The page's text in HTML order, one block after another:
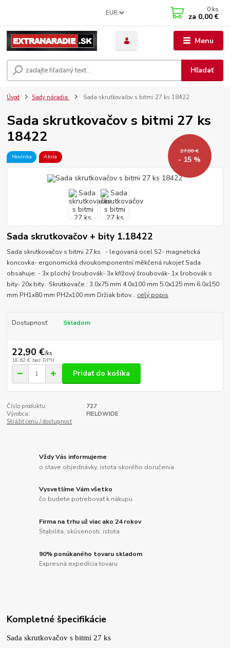
Menu
EUR
Hľadať
0 ks
za 0,00 €
Úvod Sady náradia Sada skrutkovačov s bitmi 27 ks 18422
Sada skrutkovačov s bitmi 27 ks
18422
Novinka Akcia
27,00 €
- 15 %
Sada skrutkovačov + bity 1.18422
Sada skrutkovačov s bitmi 27 ks - legovaná ocel S2- magnetická
koncovka- ergonomická dvoukomponentní měkčená rukojeť Sada
obsahuje: - 3x plochý šroubovák- 3x křížový šroubovák- 1x šrobovák s
bity- 20x bity Skrutkovače : 3.0x75 mm 4.0x100 mm 5.0x125 mm 6.0x150
mm PH1x80 mm PH2x100 mm Držiak bitov... celý popis
Dostupnosť Skladom
22,90 €/ks
18,62 € bez DPH
Pridať do košíka
Číslo produktu:
727
Výrobca:
FIELDWIDE
Strážiť cenu / dostupnosť
Vždy Vás informujeme
o stave objednávky, istota skorého doručenia
Vysvetlíme Vám všetko
čo budete potrebovať k nákupu
Firma na trhu už viac ako 24 rokov
Stabilita, skúsenosti, istota
90% ponúkaného tovaru skladom
Expresná expedícia tovaru
Kompletné špecifikácie
Sada skrutkovačov s bitmi 27 ks